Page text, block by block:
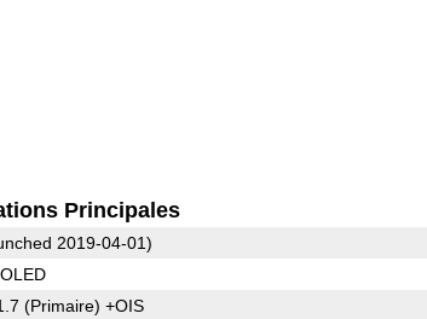
Principales
2019-04-01)
(Primaire) +OIS